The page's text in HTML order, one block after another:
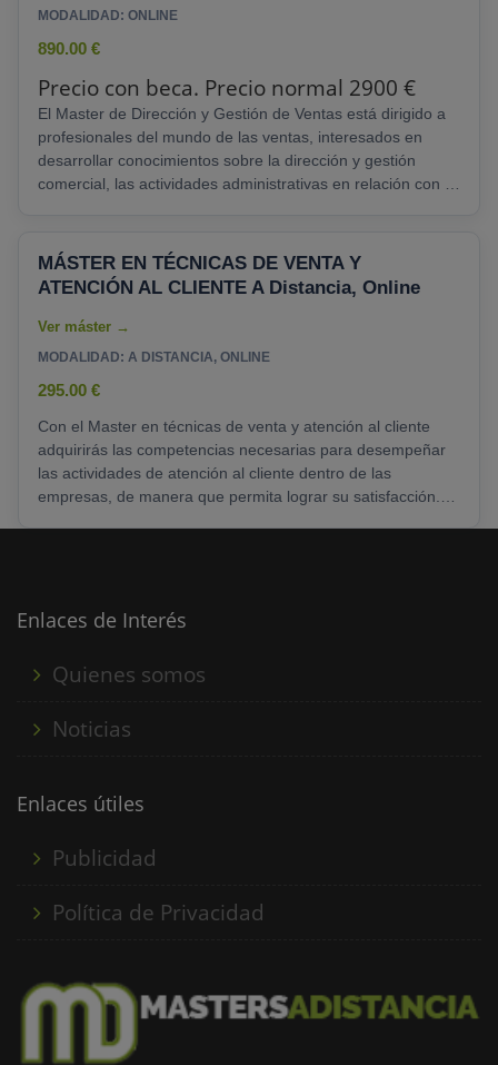
MODALIDAD: ONLINE
890.00 €
Precio con beca. Precio normal 2900 €
El Master de Dirección y Gestión de Ventas está dirigido a
profesionales del mundo de las ventas, interesados en
desarrollar conocimientos sobre la dirección y gestión
comercial, las actividades administrativas en relación con el
cualquier persona interesada en abrir su campo laboral
dedicándose......
MÁSTER EN TÉCNICAS DE VENTA Y
ATENCIÓN AL CLIENTE A Distancia, Online
MODALIDAD: A DISTANCIA, ONLINE
295.00 €
Con el Master en técnicas de venta y atención al cliente
adquirirás las competencias necesarias para desempeñar
las actividades de atención al cliente dentro de las
empresas, de manera que permita lograr su satisfacción.
Enlaces de Interés
Quienes somos
Noticias
Enlaces útiles
Publicidad
Política de Privacidad